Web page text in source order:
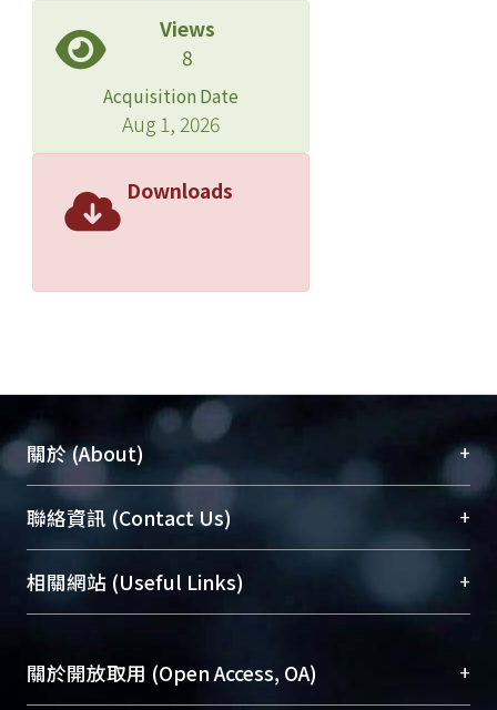
Views
8
Acquisition Date
Aug 1, 2026
Downloads
關於 (About) +
臺大位居世界頂尖大學之列，為永久珍藏及向國際
展現本校豐碩的研究成果及學術能量，圖書館整合
機構典藏（NTUR）與學術庫（AH）不同功能平
台，成為臺大學術典藏NTU scholars。期能整合研
成果。
聯絡資訊 (Contact Us) +
總館學科館員(Main Library)
醫學圖書館學科館員(Medical Library)
Sciences Library)
相關網站 (Useful Links) +
關於開放取用 (Open Access, OA) +